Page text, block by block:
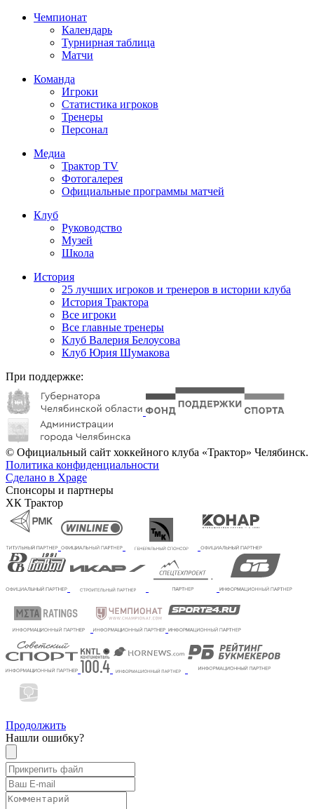
Чемпионат
Календарь
Турнирная таблица
Матчи
Команда
Игроки
Статистика игроков
Тренеры
Персонал
Медиа
Трактор TV
Фотогалерея
Официальные программы матчей
Клуб
Руководство
Музей
Школа
История
25 лучших игроков и тренеров в истории клуба
История Трактора
Все игроки
Все главные тренеры
Клуб Валерия Белоусова
Клуб Юрия Шумакова
При поддержке:
© Официальный сайт хоккейного клуба «Трактор» Челябинск.
Политика конфиденциальности
Сделано в Xpage
Спонсоры и партнеры
ХК Трактор
Продолжить
Нашли ошибку?